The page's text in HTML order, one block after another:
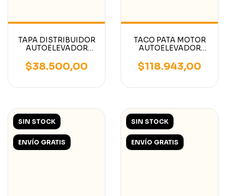
TAPA DISTRIBUIDOR
AUTOELEVADOR
CATERPILLAR/MITSUBISHI
4G63/4G64
$38.500,00
TACO PATA MOTOR
AUTOELEVADOR
3500KG 1800KG
$118.943,00
SIN STOCK
ENVÍO GRATIS
SIN STOCK
ENVÍO GRATIS